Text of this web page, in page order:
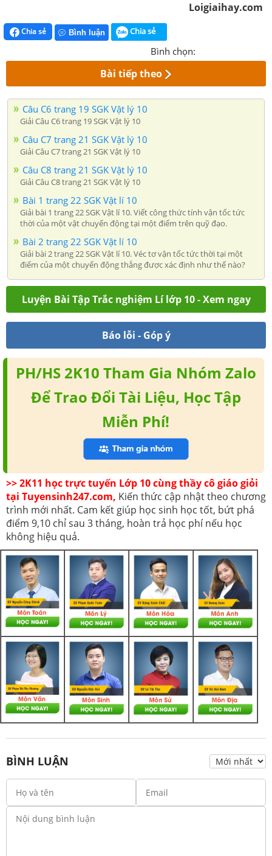
Loigiaihay.com
Chia sẻ Bình luận Chia sẻ
Bình chọn:
Bài tiếp theo
Câu C6 trang 19 SGK Vật lý 10
Giải Câu C6 trang 19 SGK Vật lý 10
Câu C7 trang 21 SGK Vật lý 10
Giải Câu C7 trang 21 SGK Vật lý 10
Câu C8 trang 21 SGK Vật lý 10
Giải Câu C8 trang 21 SGK Vật lý 10
Bài 1 trang 22 SGK Vật lí 10
Giải bài 1 trang 22 SGK Vật lí 10. Viết công thức tính vận tốc tức
thời của một vật chuyển động tại một điểm trên quỹ đạo.
Bài 2 trang 22 SGK Vật lí 10
Giải bài 2 trang 22 SGK Vật lí 10. Véc tơ vận tốc tức thời tại một
điểm của một chuyển động thẳng được xác định như thế nào?
Luyện Bài Tập Trắc nghiệm Lí lớp 10 - Xem ngay
Báo lỗi - Góp ý
PH/HS 2K10 Tham Gia Nhóm Zalo
Để Trao Đổi Tài Liệu, Học Tập
Miễn Phí!
>> 2K11 học trực tuyến Lớp 10 cùng thầy cô giáo giỏi
tại Tuyensinh247.com, Kiến thức cập nhật theo chương
trình mới nhất. Cam kết giúp học sinh học tốt, bứt phá
điểm 9,10 chỉ sau 3 tháng, hoàn trả học phí nếu học
không hiệu quả.
BÌNH LUẬN